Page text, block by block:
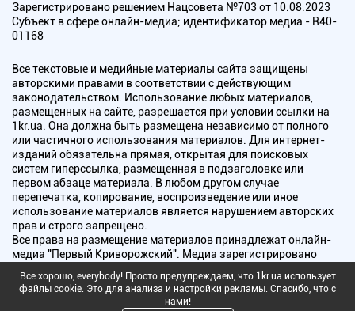
Зарегистрировано решением Нацсовета №703 от 10.08.2023
Субъект в сфере онлайн-медиа; идентификатор медиа - R40-
01168
Все текстовые и медийные материалы сайта защищены
авторскими правами в соответствии с действующим
законодательством. Использование любых материалов,
размещенных на сайте, разрешается при условии ссылки на
1kr.ua. Она должна быть размещена независимо от полного
или частичного использования материалов. Для интернет-
изданий обязательна прямая, открытая для поисковых
систем гиперссылка, размещенная в подзаголовке или
первом абзаце материала. В любом другом случае
перепечатка, копирование, воспроизведение или иное
использование материалов является нарушением авторских
прав и строго запрещено.
Все права на размещение материалов принадлежат онлайн-
медиа "Первый Криворожский". Медиа зарегистрировано
радиовещания.
Все хорошо, everybody! Просто предупреждаем, что 1kr.ua использует
файлы cookie. Это для анализа и настройки рекламы. Спасибо, что с
нами!